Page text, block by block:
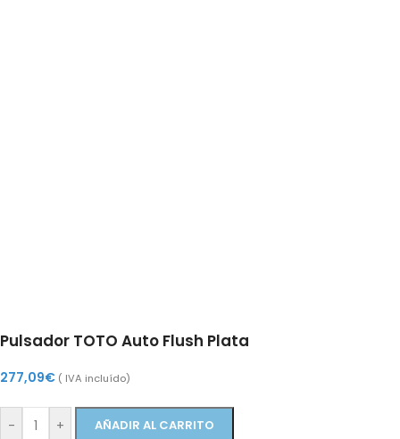
Pulsador TOTO Auto Flush Plata
277,09€ ( IVA incluído)
- + AÑADIR AL CARRITO